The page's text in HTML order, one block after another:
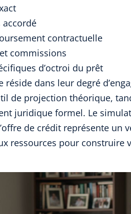
accordé
contractuelle
commissions
d’octroi du prêt
réside dans leur degré
de projection théorique,
juridique formel. Le
de crédit représente un
ressources pour construire